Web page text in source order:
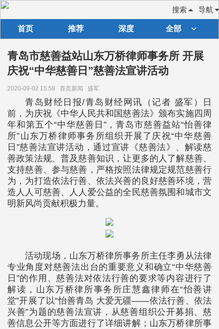
导航
搜索
首页 推荐 深度 全部
青岛市慈善益站山东万桥律师事务所 开展
庆祝“中华慈善日”慈善法宣讲活动
2020-09-02 15:58 首页新闻 盛军
青岛财经日报/青岛财经网讯（记者 盛军）日
前，为庆祝《中华人民共和国慈善法》颁布实施四周
年和第五个“中华慈善日”，青岛市慈善益站“怡善律
所”山东万桥律师事务所组织开展了庆祝“中华慈善
日”慈善法宣讲活动，通过宣讲《慈善法》、解读慈
善政策法规、普及慈善知识，让更多的人了解慈善、
支持慈善、参与慈善，严格按照法律规定规范慈善行
为，为打造依法行善、依法兴善的良好慈善环境，营
造人人可慈善、人人爱公益的全民慈善氛围和城市文
明新风尚贡献积极力量。
活动现场，山东万桥律所事务所主任李勇从法律
专业角度对慈善法出台的重要意义和确立“中华慈善
日”的作用、慈善法对依法行善的要求等内容进行了
解读，山东万桥律所事务所庄慧鑫律师在“怡善讲
堂”开展了以“怡善青岛 大爱无疆——依法行善、依法
兴善”为题的慈善法宣讲，从慈善组织公开募捐、慈
善信息公开等方面进行了详细讲解；山东万桥律所事